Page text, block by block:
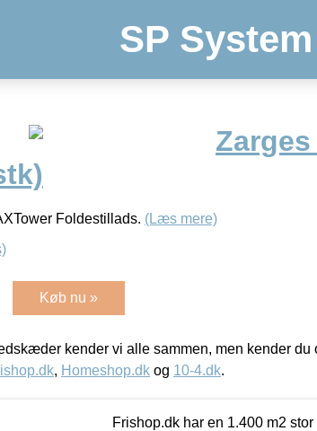
SP System
Foldestillads. (Læs mere)
Køb nu »
kender vi alle sammen, men kender du
, Homeshop.dk og 10-4.dk.
Frishop.dk har en 1.400 m2